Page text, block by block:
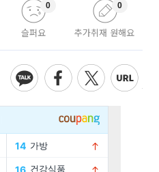
슬퍼요
0
추가취재 원해요
0